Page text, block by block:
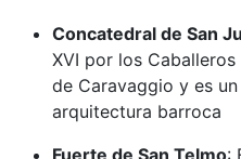
Concatedral de San
XVI por los
de Caravaggio y es
arquitectura barroca